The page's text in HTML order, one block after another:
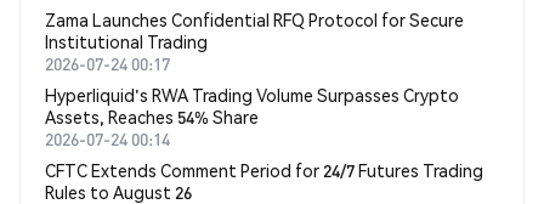
Zama Launches Confidential RFQ Protocol for Secure
Institutional Trading
2026-07-24 00:17
Hyperliquid's RWA Trading Volume Surpasses Crypto
Assets, Reaches 54% Share
2026-07-24 00:14
CFTC Extends Comment Period for 24/7 Futures Trading
Rules to August 26